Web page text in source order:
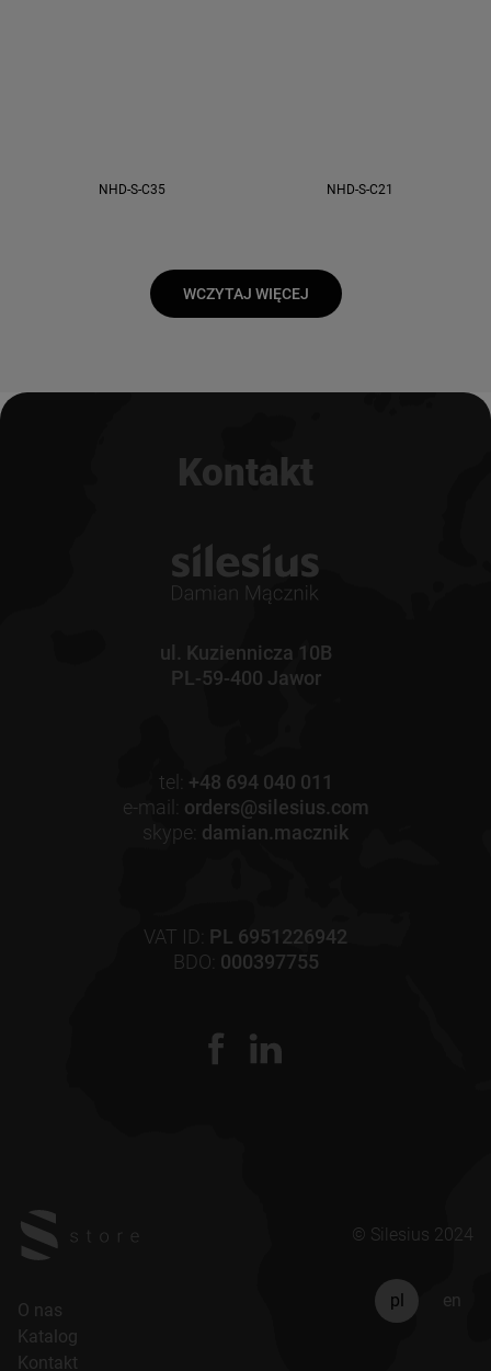
NHD-S-C35 NHD-S-C21
WCZYTAJ WIĘCEJ
Kontakt
ul. Kuziennicza 10B
PL-59-400 Jawor
tel: +48 694 040 011
e-mail: orders@silesius.com
skype: damian.macznik
VAT ID: PL 6951226942
BDO: 000397755
© Silesius 2024
O nas
Katalog
Kontakt
pl en